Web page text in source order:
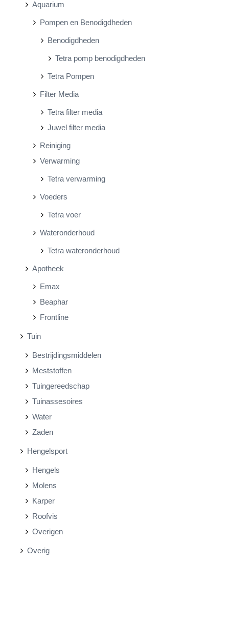
Aquarium
Pompen en Benodigdheden
Benodigdheden
Tetra pomp benodigdheden
Tetra Pompen
Filter Media
Tetra filter media
Juwel filter media
Reiniging
Verwarming
Tetra verwarming
Voeders
Tetra voer
Wateronderhoud
Tetra wateronderhoud
Apotheek
Emax
Beaphar
Frontline
Tuin
Bestrijdingsmiddelen
Meststoffen
Tuingereedschap
Tuinassesoires
Water
Zaden
Hengelsport
Hengels
Molens
Karper
Roofvis
Overigen
Overig